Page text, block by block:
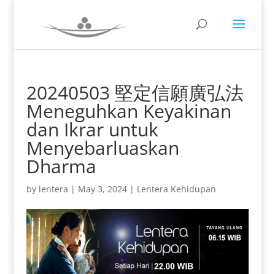
20240503 堅定信願廣弘法
Meneguhkan Keyakinan
dan Ikrar untuk
Menyebarluaskan
Dharma
by lentera | May 3, 2024| Lentera Kehidupan